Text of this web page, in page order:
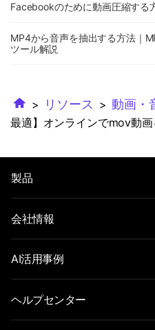
Facebookのために動画圧縮する
MP4から音声を抽出する方法｜
ツール解説
> リソース > 動画・
最適】オンラインでmov動
製品
会社情報
AI活用事例
ヘルプセンター